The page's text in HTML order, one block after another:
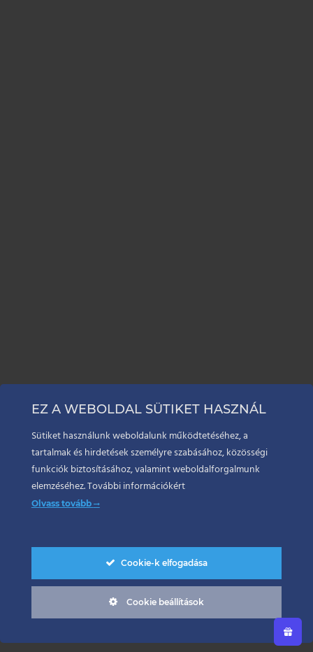
EZ A WEBOLDAL SÜTIKET HASZNÁL
Sütiket használunk weboldalunk működtetéséhez, a
tartalmak és hirdetések személyre szabásához, közösségi
funkciók biztosításához, valamint weboldalforgalmunk
elemzéséhez. További információkért
Olvass tovább
Cookie-k elfogadása
Cookie beállítások